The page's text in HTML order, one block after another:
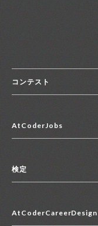
コンテスト
コンテスト一覧
便利リンク集
AtCoderJobs
2027年新卒採用求人一覧
中途採用求人一覧
検定
マイページ
AtCoderCareerDesign